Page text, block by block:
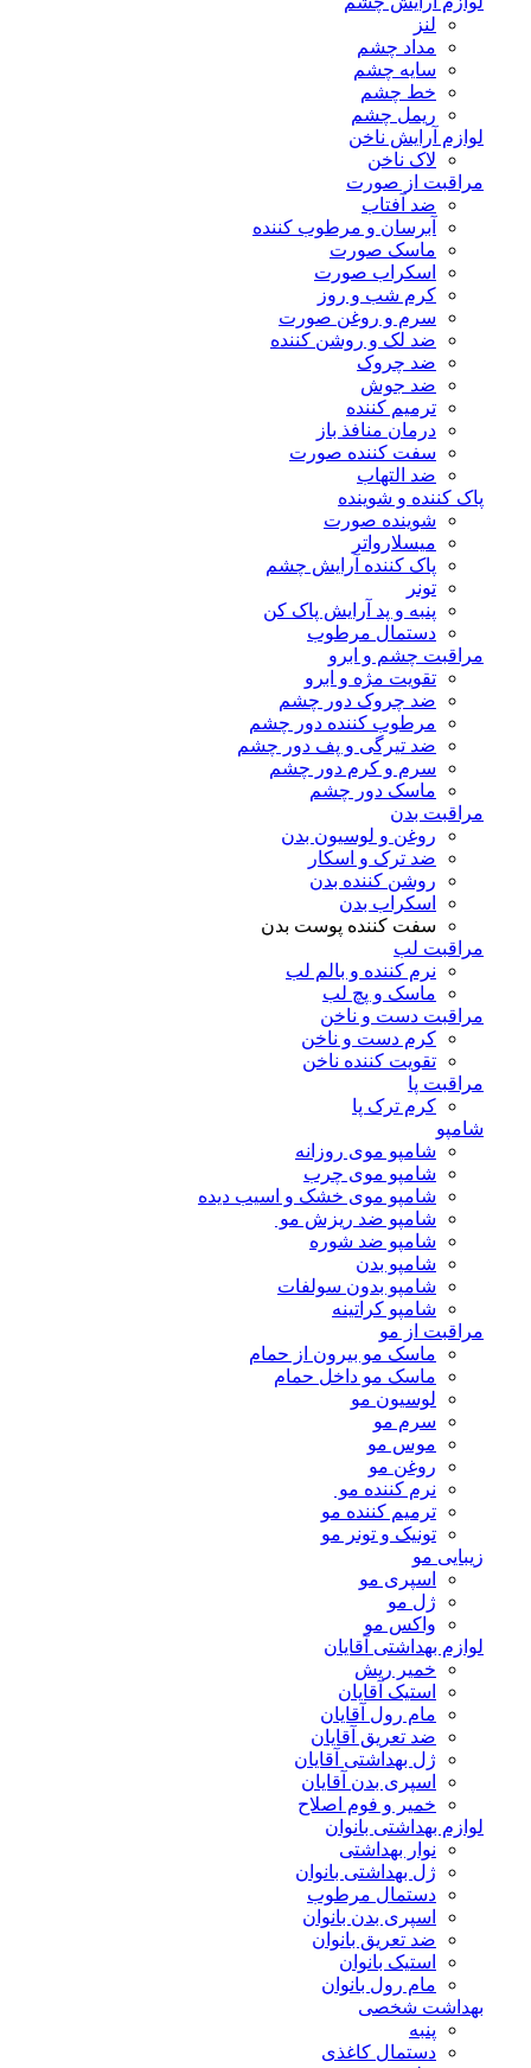
لنز
مداد چشم
سایه چشم
خط چشم
ریمل چشم
لوازم آرایش ناخن
لاک ناخن
مراقبت از صورت
ضد آفتاب
آبرسان و مرطوب کننده
ماسک صورت
اسکراب صورت
کرم شب و روز
سرم و روغن صورت
ضد لک و روشن کننده
ضد چروک
ضد جوش
ترمیم کننده
درمان منافذ باز
سفت کننده صورت
ضد التهاب
پاک کننده و شوینده
شوینده صورت
میسلارواتر
پاک کننده آرایش چشم
تونر
پنبه و پد آرایش پاک کن
دستمال مرطوب
مراقبت چشم و ابرو
تقویت مژه و ابرو
ضد چروک دور چشم
مرطوب کننده دور چشم
ضد تیرگی و پف دور چشم
سرم و کرم دور چشم
ماسک دور چشم
مراقبت بدن
روغن و لوسیون بدن
ضد ترک و اسکار
روشن کننده بدن
اسکراب بدن
سفت کننده پوست بدن
مراقبت لب
نرم کننده و بالم لب
ماسک و پچ لب
مراقبت دست و ناخن
کرم دست و ناخن
تقویت کننده ناخن
مراقبت پا
کرم ترک پا
شامپو
شامپو موی روزانه
شامپو موی چرب
شامپو موی خشک و اسیب دیده
شامپو ضد ریزش مو
شامپو ضد شوره
شامپو بدن
شامپو بدون سولفات
شامپو کراتینه
مراقبت از مو
ماسک مو بیرون از حمام
ماسک مو داخل حمام
لوسیون مو
سرم مو
موس مو
روغن مو
نرم کننده مو
ترمیم کننده مو
تونیک و تونر مو
زیبایی مو
اسپری مو
ژل مو
واکس مو
لوازم بهداشتی آقایان
خمیر ریش
استیک آقایان
مام رول آقایان
ضد تعریق آقایان
ژل بهداشتی آقایان
اسپری بدن آقایان
خمیر و فوم اصلاح
لوازم بهداشتی بانوان
نوار بهداشتی
ژل بهداشتی بانوان
دستمال مرطوب
اسپری بدن بانوان
ضد تعریق بانوان
استیک بانوان
مام رول بانوان
بهداشت شخصی
پنبه
دستمال کاغذی